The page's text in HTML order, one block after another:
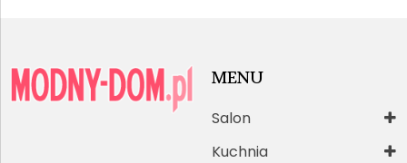
MENU
Salon
Kuchnia